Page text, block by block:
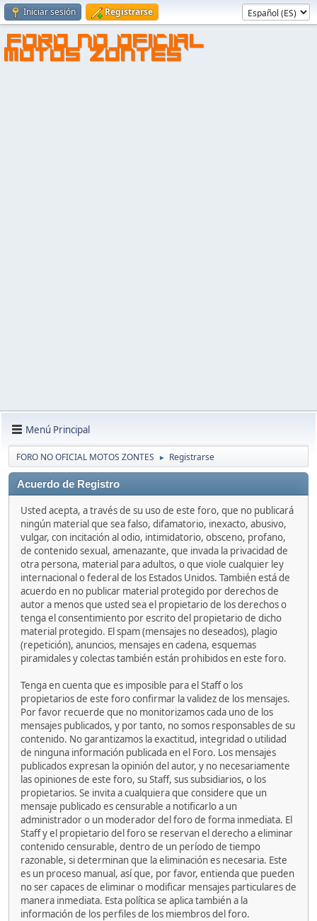
Iniciar sesión Registrarse
FORO NO OFICIAL
MOTOS ZONTES
Menú Principal
FORO NO OFICIAL MOTOS ZONTES ► Registrarse
Acuerdo de Registro
Usted acepta, a través de su uso de este foro, que no publicará
ningún material que sea falso, difamatorio, inexacto, abusivo,
vulgar, con incitación al odio, intimidatorio, obsceno, profano,
de contenido sexual, amenazante, que invada la privacidad de
otra persona, material para adultos, o que viole cualquier ley
internacional o federal de los Estados Unidos. También está de
acuerdo en no publicar material protegido por derechos de
autor a menos que usted sea el propietario de los derechos o
tenga el consentimiento por escrito del propietario de dicho
material protegido. El spam (mensajes no deseados), plagio
(repetición), anuncios, mensajes en cadena, esquemas
piramidales y colectas también están prohibidos en este foro.
Tenga en cuenta que es imposible para el Staff o los
propietarios de este foro confirmar la validez de los mensajes.
Por favor recuerde que no monitorizamos cada uno de los
mensajes publicados, y por tanto, no somos responsables de su
contenido. No garantizamos la exactitud, integridad o utilidad
de ninguna información publicada en el Foro. Los mensajes
publicados expresan la opinión del autor, y no necesariamente
las opiniones de este foro, su Staff, sus subsidiarios, o los
propietarios. Se invita a cualquiera que considere que un
mensaje publicado es censurable a notificarlo a un
administrador o un moderador del foro de forma inmediata. El
Staff y el propietario del foro se reservan el derecho a eliminar
contenido censurable, dentro de un período de tiempo
razonable, si determinan que la eliminación es necesaria. Este
es un proceso manual, así que, por favor, entienda que pueden
no ser capaces de eliminar o modificar mensajes particulares de
manera inmediata. Esta política se aplica también a la
información de los perfiles de los miembros del foro.